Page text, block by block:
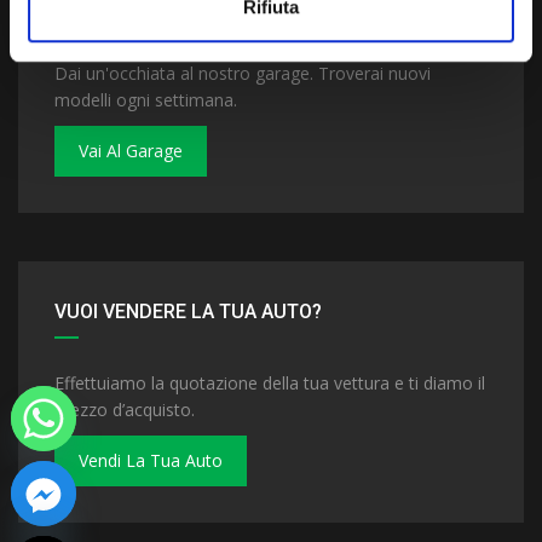
Rifiuta
Dai un'occhiata al nostro garage. Troverai nuovi
modelli ogni settimana.
Vai Al Garage
VUOI VENDERE LA TUA AUTO?
Effettuiamo la quotazione della tua vettura e ti diamo il
prezzo d’acquisto.
Vendi La Tua Auto